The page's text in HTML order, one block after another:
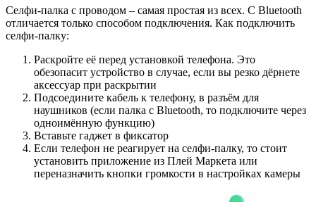
Селфи-палка с проводом – самая простая из всех. С Bluetooth
отличается только способом подключения. Как подключить
селфи-палку:
Раскройте её перед установкой телефона. Это
обезопасит устройство в случае, если вы резко дёрнете
аксессуар при раскрытии
Подсоедините кабель к телефону, в разъём для
наушников (если палка с Bluetooth, то подключите через
одноимённую функцию)
Вставьте гаджет в фиксатор
Если телефон не реагирует на селфи-палку, то стоит
установить приложение из Плей Маркета или
переназначить кнопки громкости в настройках камеры